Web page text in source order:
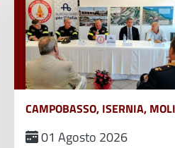
01 Agosto 2026